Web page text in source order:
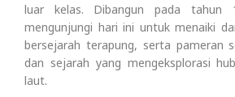
luar kelas. Dibangun pada tahun
mengunjungi hari ini untuk menaiki
bersejarah terapung, serta pameran
dan sejarah yang mengeksplorasi
laut.